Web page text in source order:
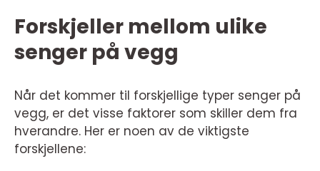
Forskjeller mellom ulike
senger på vegg
Når det kommer til forskjellige typer senger på
vegg, er det visse faktorer som skiller dem fra
hverandre. Her er noen av de viktigste
forskjellene: